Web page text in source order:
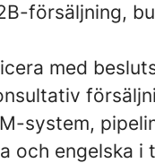
försäljning,
med
system,
och engelska i